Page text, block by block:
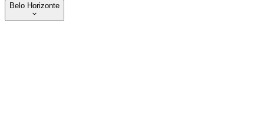
Belo Horizonte